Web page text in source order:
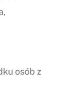
osób z